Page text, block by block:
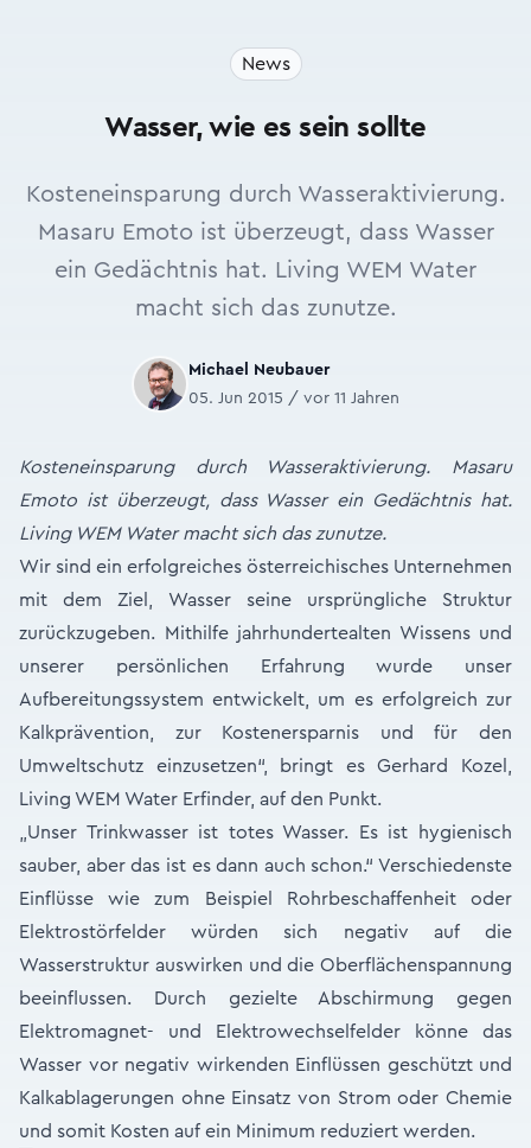
News
Wasser, wie es sein sollte
Kosteneinsparung durch Wasseraktivierung.
Masaru Emoto ist überzeugt, dass Wasser
ein Gedächtnis hat. Living WEM Water
macht sich das zunutze.
Michael Neubauer
05. Jun 2015 / vor 11 Jahren
Kosteneinsparung durch Wasseraktivierung. Masaru
Emoto ist überzeugt, dass Wasser ein Gedächtnis hat.
Living WEM Water macht sich das zunutze.
Wir sind ein erfolgreiches österreichisches Unternehmen
mit dem Ziel, Wasser seine ursprüngliche Struktur
zurückzugeben. Mithilfe jahrhundertealten Wissens und
unserer persönlichen Erfahrung wurde unser
Aufbereitungssystem entwickelt, um es erfolgreich zur
Kalkprävention, zur Kostenersparnis und für den
Umweltschutz einzusetzen“, bringt es Gerhard Kozel,
Living WEM Water Erfinder, auf den Punkt.
„Unser Trinkwasser ist totes Wasser. Es ist hygienisch
sauber, aber das ist es dann auch schon.“ Verschiedenste
Einflüsse wie zum Beispiel Rohrbeschaffenheit oder
Elektrostörfelder würden sich negativ auf die
Wasserstruktur auswirken und die Oberflächenspannung
beeinflussen. Durch gezielte Abschirmung gegen
Elektromagnet- und Elektrowechselfelder könne das
Wasser vor negativ wirkenden Einflüssen geschützt und
Kalkablagerungen ohne Einsatz von Strom oder Chemie
und somit Kosten auf ein Minimum reduziert werden.